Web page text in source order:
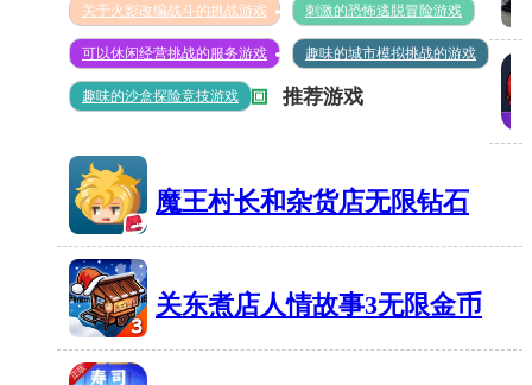
关于火影改编战斗的挑战游戏 刺激的恐怖逃脱冒险游戏
可以休闲经营挑战的服务游戏 趣味的城市模拟挑战的游戏
趣味的沙盒探险竞技游戏 推荐游戏
无限
钻石
315MB
真
实
手
搏
魔王村长和杂货店无限钻石
60MB 有1905人在玩
关东煮店人情故事3无限金币
70MB